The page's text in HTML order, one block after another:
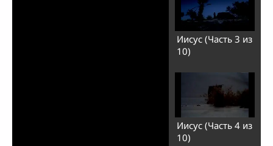
Иисус (Часть 3 из
10)
Иисус (Часть 4 из
10)